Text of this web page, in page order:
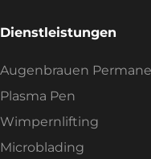
Dienstleistungen
Augenbrauen
Plasma Pen
Wimpernlifting
Microblading